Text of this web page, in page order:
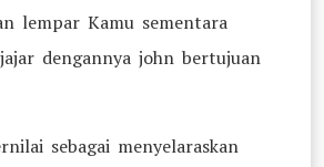
lempar Kamu sementara
dengannya john bertujuan
sebagai menyelaraskan